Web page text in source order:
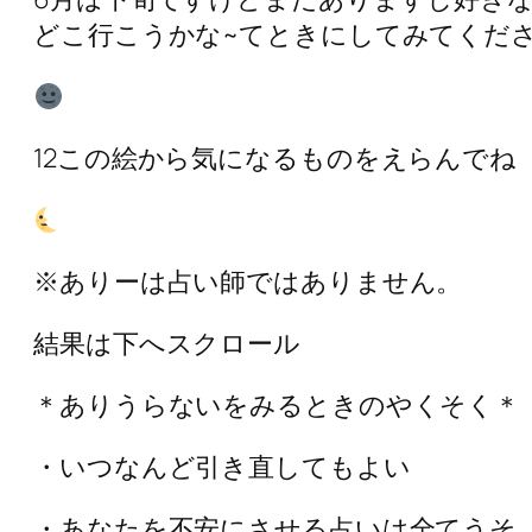
どこ行こうかな~てときにしてみてくだ
12この絵から気になるものをえらんでね
※ありーは占い師ではありません。
結果は下へスクロール
＊ありうらないをみるときのやくそく＊
・いつなんど引き直してもよい